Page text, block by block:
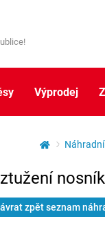
Výprodej
zpět seznam